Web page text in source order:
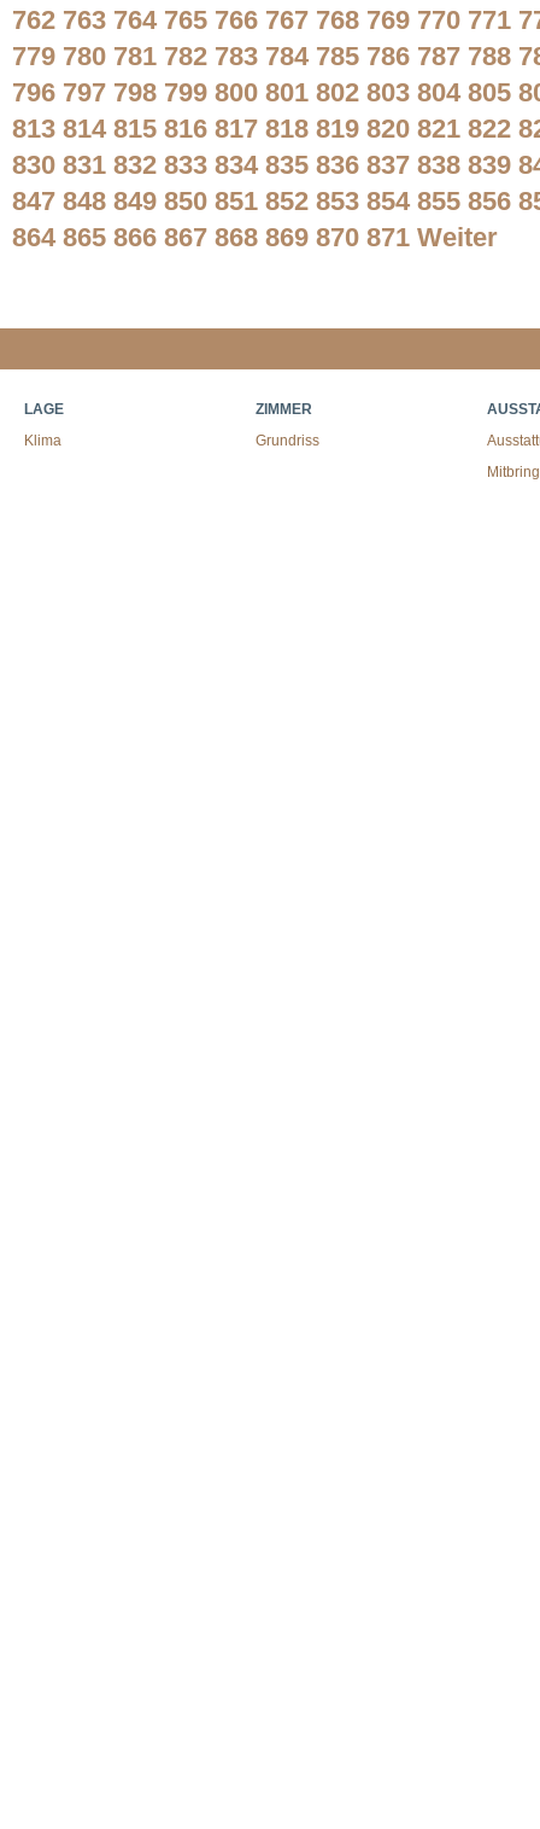
762 763 764 765 766 767 768 769 770 771
779 780 781 782 783 784 785 786 787 788
796 797 798 799 800 801 802 803 804 805
813 814 815 816 817 818 819 820 821 822
830 831 832 833 834 835 836 837 838 839
847 848 849 850 851 852 853 854 855 856
864 865 866 867 868 869 870 871 Weiter
LAGE
Klima
ZIMMER
Grundriss